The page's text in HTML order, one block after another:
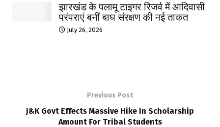
झारखंड के पलामू टाइगर रिजर्व में आदिवासी
परंपराएं बनीं बाघ संरक्षण की नई ताकत
July 26, 2026
Previous Post
J&K Govt Effects Massive Hike In Scholarship
Amount For Tribal Students